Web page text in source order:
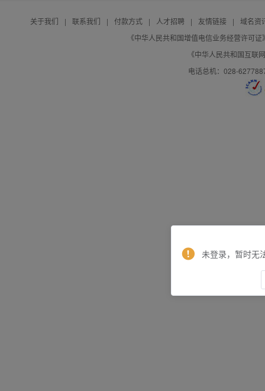
关于我们 | 联系我们 | 付款方式 | 人才招聘 | 友情链接 |
域名资
《中华人民共和国增值电信业务经营许可
《中华人民共和国互联
电话总机：028-
未登录，暂时无